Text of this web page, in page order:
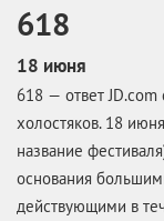
618
18 июня
618 — ответ
холостяков. 18
название
основания
действующими в